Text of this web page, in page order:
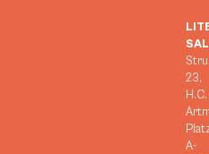
23,
H.C.
A-